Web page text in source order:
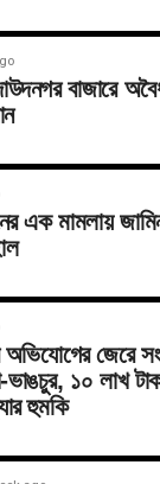
বাজারে
এক মামলায়
জেরে
ভাঙচুর, ১০ লাখ
হুমকি